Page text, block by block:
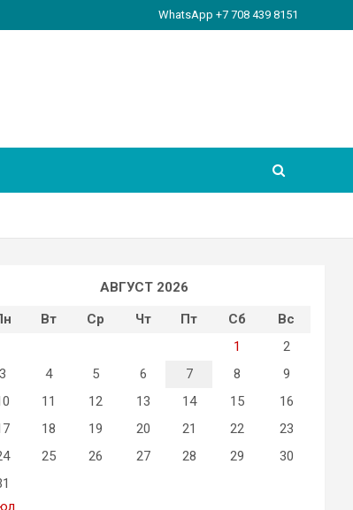
WhatsApp +7 708 439 8151
АВГУСТ 2026
Вт Ср Чт Пт Сб
Вс
1
2
3
4 5 6 7 8
9
11 12 13 14 15
16
18 19 20 21 22
23
25 26 27 28 29
30